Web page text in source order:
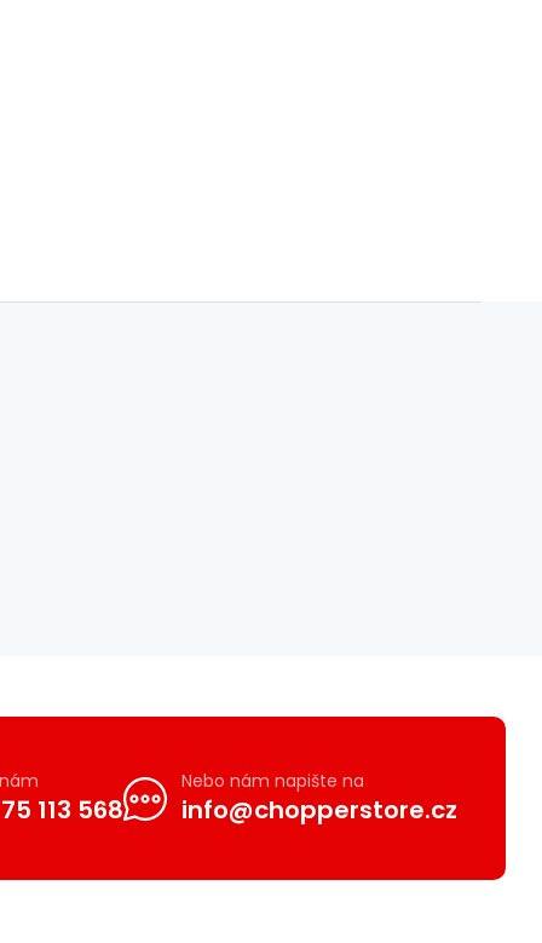
113 568
Nebo nám napište na
info@chopperstore.cz